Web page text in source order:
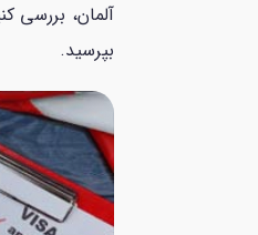
آلمان، بررسی
بپرسید.